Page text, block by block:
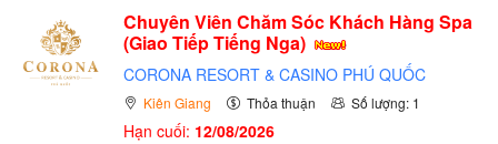
Chuyên Viên Chăm Sóc Khách Hàng Spa
(Giao Tiếp Tiếng Nga)
CORONA RESORT & CASINO PHÚ QUỐC
Kiên Giang Thỏa thuận Số lượng: 1
Hạn cuối: 12/08/2026